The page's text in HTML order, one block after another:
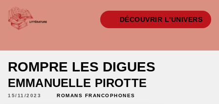
DÉCOUVRIR L'UNIVERS
ROMPRE LES DIGUES
EMMANUELLE PIROTTE
15/11/2023 ROMANS FRANCOPHONES